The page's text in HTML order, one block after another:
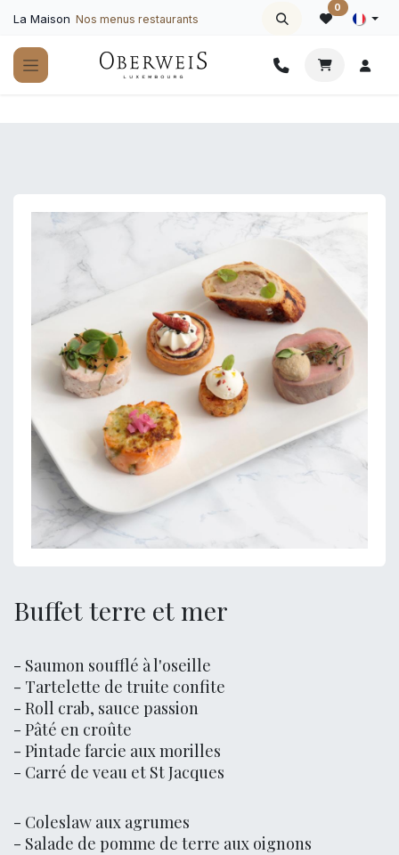
La Maison Nos menus restaurants
0
Buffet terre et mer
- Saumon soufflé à l'oseille
- Tartelette de truite confite
- Roll crab, sauce passion
- Pâté en croûte
- Pintade farcie aux morilles
- Carré de veau et St Jacques
- Coleslaw aux agrumes
- Salade de pomme de terre aux oignons